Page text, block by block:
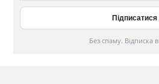
Без спаму. Відписка в